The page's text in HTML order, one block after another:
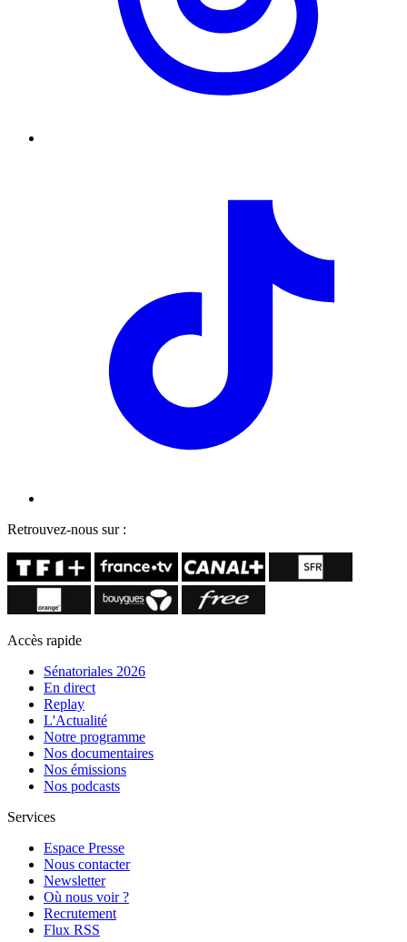
Retrouvez-nous sur :
Accès rapide
Sénatoriales 2026
En direct
Replay
L'Actualité
Notre programme
Nos documentaires
Nos émissions
Nos podcasts
Services
Espace Presse
Nous contacter
Newsletter
Où nous voir ?
Recrutement
Flux RSS